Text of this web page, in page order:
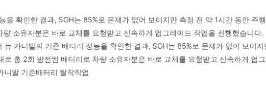
을 확인한 결과, SOH는 85%로 문제가 없어 보이지만 측정 전 약 1시간 동안 주
소유자분은 바로 교체를 요청받고 신속하게 업그레이드 작업을 진행했습니다.
뉴 카니발의 기존 배터리 성능을 확인한 결과, SOH는 85%로 문제가 없어 보이지
로 총 2회 방전된 배터리로 차량 소유자분은 바로 교체를 요청받고 신속하게 업
니발 기존배터리 탈착작업